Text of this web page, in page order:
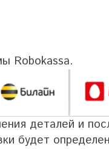
Robokassa.
деталей и
будет